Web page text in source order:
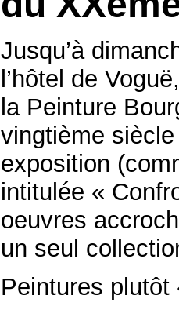
Jusqu’à
l’hôtel de
la Peinture
vingtième
exposition
intitulée «
oeuvres
un seul
Peintures